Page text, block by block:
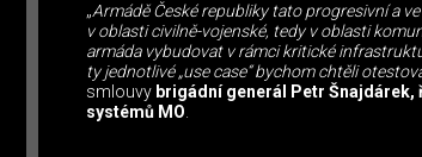
„Armádě České republiky tato progresivní a
v oblasti civilně-vojenské, tedy v oblasti
armáda vybudovat v rámci kritické
ty jednotlivé „use case“ bychom chtěli
smlouvy brigádní generál Petr
systémů MO.